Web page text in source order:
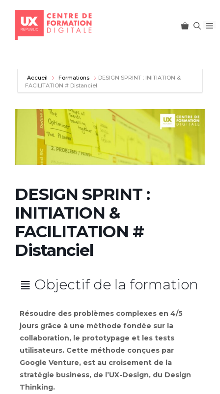
contenuAccueil Formations
DESIGN SPRINT : INITIATION &
FACILITATION # Distanciel
DESIGN SPRINT :
INITIATION &
FACILITATION #
Distanciel
≣ Objectif de la formation
Résoudre des problèmes complexes en 4/5
jours grâce à une méthode fondée sur la
collaboration, le prototypage et les tests
utilisateurs. Cette méthode conçues par
Google Venture, est au croisement de la
stratégie business, de l’UX-Design, du Design
Thinking.